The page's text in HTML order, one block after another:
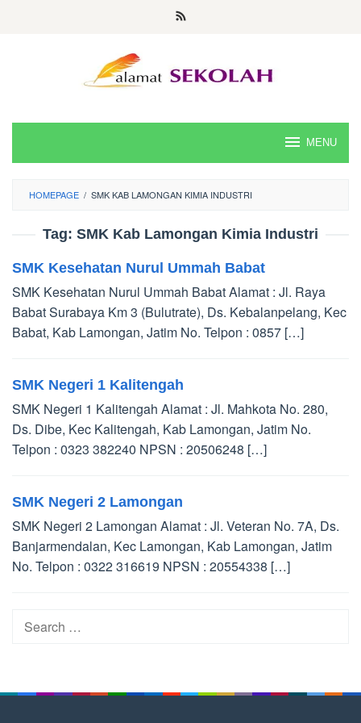
MENU
HOMEPAGE / SMK KAB LAMONGAN KIMIA INDUSTRI
Tag: SMK Kab Lamongan Kimia Industri
SMK Kesehatan Nurul Ummah Babat
SMK Kesehatan Nurul Ummah Babat Alamat : Jl. Raya
Babat Surabaya Km 3 (Bulutrate), Ds. Kebalanpelang, Kec
Babat, Kab Lamongan, Jatim No. Telpon : 0857 […]
SMK Negeri 1 Kalitengah
SMK Negeri 1 Kalitengah Alamat : Jl. Mahkota No. 280,
Ds. Dibe, Kec Kalitengah, Kab Lamongan, Jatim No.
Telpon : 0323 382240 NPSN : 20506248 […]
SMK Negeri 2 Lamongan
SMK Negeri 2 Lamongan Alamat : Jl. Veteran No. 7A, Ds.
Banjarmendalan, Kec Lamongan, Kab Lamongan, Jatim
No. Telpon : 0322 316619 NPSN : 20554338 […]
Search